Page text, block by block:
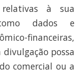
à sua
dados e
financeiras,
possa
comercial ou a